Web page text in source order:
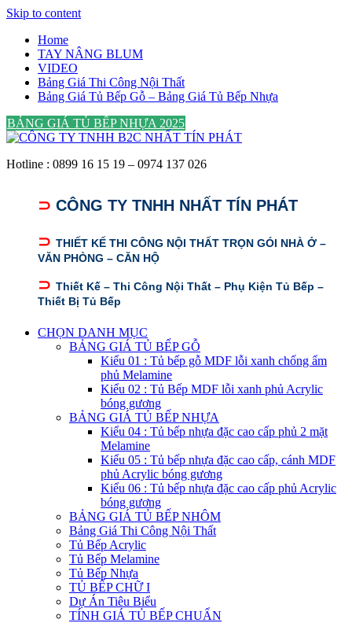
Skip to content
Home
TAY NÂNG BLUM
VIDEO
Bảng Giá Thi Công Nội Thất
Bảng Giá Tủ Bếp Gỗ – Bảng Giá Tủ Bếp Nhựa
BẢNG GIÁ TỦ BẾP NHỰA 2025
Hotline : 0899 16 15 19 – 0974 137 026
⊃ CÔNG TY TNHH NHẤT TÍN PHÁT
⊃ THIẾT KẾ THI CÔNG NỘI THẤT TRỌN GÓI NHÀ Ở –
VĂN PHÒNG – CĂN HỘ
⊃ Thiết Kế – Thi Công Nội Thất – Phụ Kiện Tủ Bếp –
Thiết Bị Tủ Bếp
CHỌN DANH MỤC
BẢNG GIÁ TỦ BẾP GỖ
Kiểu 01 : Tủ bếp gỗ MDF lỗi xanh chống ẩm
phủ Melamine
Kiểu 02 : Tủ Bếp MDF lỗi xanh phủ Acrylic
bóng gương
BẢNG GIÁ TỦ BẾP NHỰA
Kiểu 04 : Tủ bếp nhựa đặc cao cấp phủ 2 mặt
Melamine
Kiểu 05 : Tủ bếp nhựa đặc cao cấp, cánh MDF
phủ Acrylic bóng gương
Kiểu 06 : Tủ bếp nhựa đặc cao cấp phủ Acrylic
bóng gương
BẢNG GIÁ TỦ BẾP NHÔM
Bảng Giá Thi Công Nội Thất
Tủ Bếp Acrylic
Tủ Bếp Melamine
Tủ Bếp Nhựa
TỦ BẾP CHỮ I
Dự Án Tiêu Biểu
TÍNH GIÁ TỦ BẾP CHUẨN